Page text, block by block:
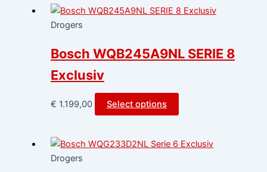
Drogers
Bosch WQB245A9NL SERIE 8
Exclusiv
€ 1.199,00 Select options
Drogers